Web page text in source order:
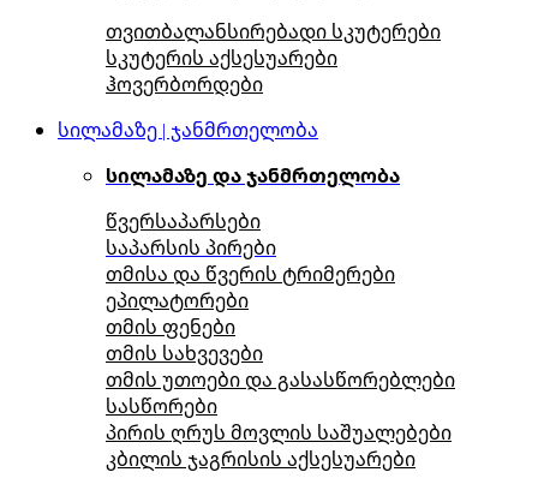
თვითბალანსირებადი სკუტერები
სკუტერის აქსესუარები
ჰოვერბორდები
სილამაზე | ჯანმრთელობა
სილამაზე და ჯანმრთელობა
წვერსაპარსები
საპარსის პირები
თმისა და წვერის ტრიმერები
ეპილატორები
თმის ფენები
თმის სახვევები
თმის უთოები და გასასწორებლები
სასწორები
პირის ღრუს მოვლის საშუალებები
კბილის ჯაგრისის აქსესუარები